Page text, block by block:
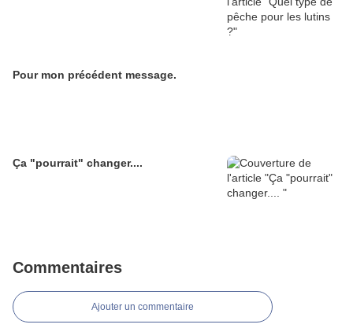
Pour mon précédent message.
Ça "pourrait" changer....
Commentaires
Ajouter un commentaire